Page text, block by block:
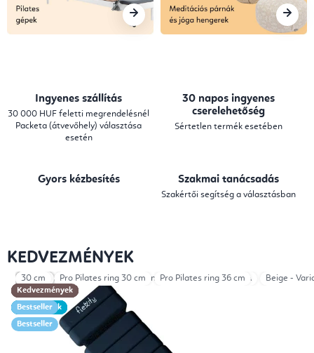
a
,
l
M
e
d
Ingyenes szállítás
30 000 HUF feletti megrendelésnél
Packeta (átvevőhely) választása
esetén
30 napos ingyenes
cserelehetőség
Sértetlen termék esetében
Gyors kézbesítés Szakmai tanácsadás
Szakértői segítség a választásban
KEDVEZMÉNYEK
Kedvezmények
Újdonságok
Beige - Variant A Black - Variant A Mocha - Variant A Beige -
Kedvezmények
Újdonságok
Fekete Beige Brown
Kedvezmények
Újdonságok
Bestseller
Fekete
Kedvezmények
Újdonságok
Fekete Mocha Beige
Kedvezmények
Újdonságok
Fekete Beige Brown
Kedvezmények
Újdonságok
Fekete Mocha Beige
Kedvezmények
Bestseller
30 cm Pro Pilates ring 30 cm Pro Pilates ring 36 cm
Kedvezmények
Bestseller